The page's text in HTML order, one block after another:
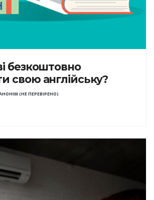
безкоштовно
свою англійську?
(НЕ ПЕРЕВІРЕНО)